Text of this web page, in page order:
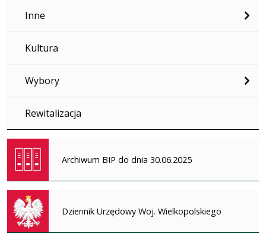
Inne
Kultura
Wybory
Rewitalizacja
Archiwum BIP do dnia 30.06.2025
Dziennik Urzędowy Woj. Wielkopolskiego